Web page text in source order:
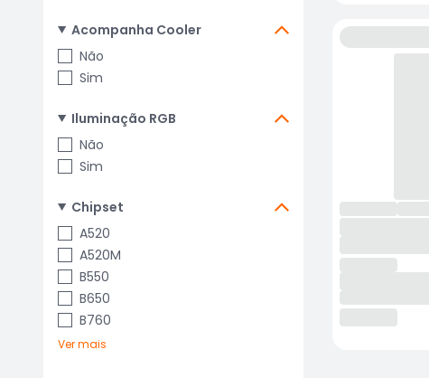
Acompanha Cooler
Não
Sim
Iluminação RGB
Não
Sim
Chipset
A520
A520M
B550
B650
B760
Ver mais